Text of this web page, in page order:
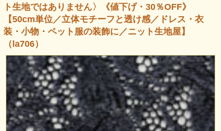
ト生地ではありません〉《値下げ・30％OFF》
【50cm単位／立体モチーフと透け感／ドレス・衣
装・小物・ペット服の装飾に／ニット生地屋】
（la706）